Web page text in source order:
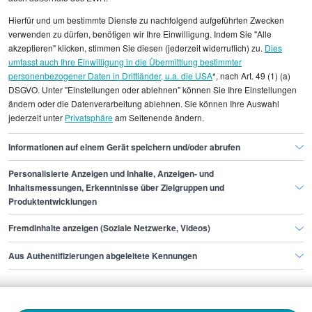
statistischen Erhebungen durch StepStone. Es sind
Durchschnittswerte und die Angaben können nicht
einzelnen Stellenangeboten zugeordnet werden.
Gehaltsinformationen Design
Gestalter/in
Gestalter/in Essen
Finde den Job,
der zu dir passt.
Bewerbende
Hierfür und um bestimmte Dienste zu nachfolgend aufgeführten Zwecken
verwenden zu dürfen, benötigen wir Ihre Einwilligung. Indem Sie "Alle
akzeptieren" klicken, stimmen Sie diesen (jederzeit widerruflich) zu. Dies
umfasst auch Ihre Einwilligung in die Übermittlung bestimmter
personenbezogener Daten in Drittländer, u.a. die USA*, nach Art. 49 (1) (a)
DSGVO. Unter "Einstellungen oder ablehnen" können Sie Ihre Einstellungen
ändern oder die Datenverarbeitung ablehnen. Sie können Ihre Auswahl
jederzeit unter Privatsphäream Seitenende ändern.
Informationen auf einem Gerät speichern und/oder abrufen
Personalisierte Anzeigen und Inhalte, Anzeigen- und
Inhaltsmessungen, Erkenntnisse über Zielgruppen und
Produktentwicklungen
Fremdinhalte anzeigen (Soziale Netzwerke, Videos)
Aus Authentifizierungen abgeleitete Kennungen